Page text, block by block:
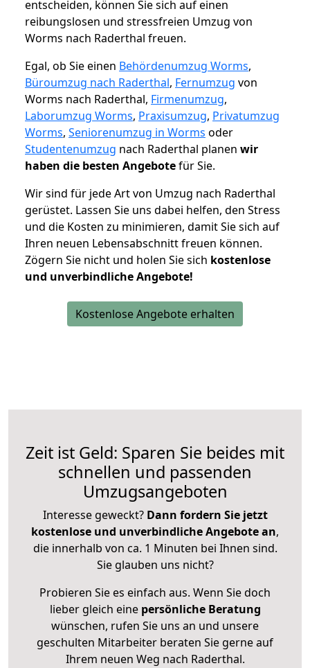
entscheiden, können Sie sich auf einen
reibungslosen und stressfreien Umzug von
Worms nach Raderthal freuen.
Egal, ob Sie einen Behördenumzug Worms,
Büroumzug nach Raderthal, Fernumzug von
Worms nach Raderthal, Firmenumzug,
Laborumzug Worms, Praxisumzug, Privatumzug
Worms, Seniorenumzug in Worms oder
Studentenumzug nach Raderthal planen wir
haben die besten Angebotefür Sie.
Wir sind für jede Art von Umzug nach Raderthal
gerüstet. Lassen Sie uns dabei helfen, den Stress
und die Kosten zu minimieren, damit Sie sich auf
Ihren neuen Lebensabschnitt freuen können.
Zögern Sie nicht und holen Sie sich kostenlose
und unverbindliche Angebote!
Kostenlose Angebote erhalten
Zeit ist Geld: Sparen Sie beides mit
schnellen und passenden
Umzugsangeboten
Interesse geweckt? Dann fordern Sie jetzt
kostenlose und unverbindliche Angebote an,
die innerhalb von ca. 1 Minuten bei Ihnen sind.
Sie glauben uns nicht?
Probieren Sie es einfach aus. Wenn Sie doch
lieber gleich eine persönliche Beratung
wünschen, rufen Sie uns an und unsere
geschulten Mitarbeiter beraten Sie gerne auf
Ihrem neuen Weg nach Raderthal.